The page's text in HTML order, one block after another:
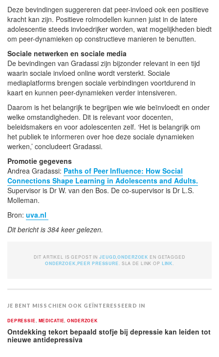
Deze bevindingen suggereren dat peer-invloed ook een positieve
kracht kan zijn. Positieve rolmodellen kunnen juist in de latere
adolescentie steeds invloedrijker worden, wat mogelijkheden biedt
om peer-dynamieken op constructieve manieren te benutten.
Sociale netwerken en sociale media
De bevindingen van Gradassi zijn bijzonder relevant in een tijd
waarin sociale invloed online wordt versterkt. Sociale
mediaplatforms brengen sociale verbindingen voortdurend in
kaart en kunnen peer-dynamieken verder intensiveren.
Daarom is het belangrijk te begrijpen wie wie beïnvloedt en onder
welke omstandigheden. Dit is relevant voor docenten,
beleidsmakers en voor adolescenten zelf. ‘Het is belangrijk om
het publiek te informeren over hoe deze sociale dynamieken
werken,’ concludeert Gradassi.
Promotie gegevens
Andrea Gradassi: Paths of Peer Influence: How Social
Connections Shape Learning in Adolescents and Adults.
Supervisor is Dr W. van den Bos. De co-supervisor is Dr L.S.
Molleman.
Bron: uva.nl
Dit bericht is 384 keer gelezen.
DIT ARTIKEL IS GEPOST INJEUGD ,ONDERZOEK EN GETAGGED
ONDERZOEK PEER PRESSURE . SLA DE LINK OP LINK
JE BENT MISSCHIEN OOK GEÏNTERESSEERD IN
DEPRESSIE MEDICATIE ,ONDERZOEK
Ontdekking tekort bepaald stofje bij depressie kan leiden tot
nieuwe antidepressiva